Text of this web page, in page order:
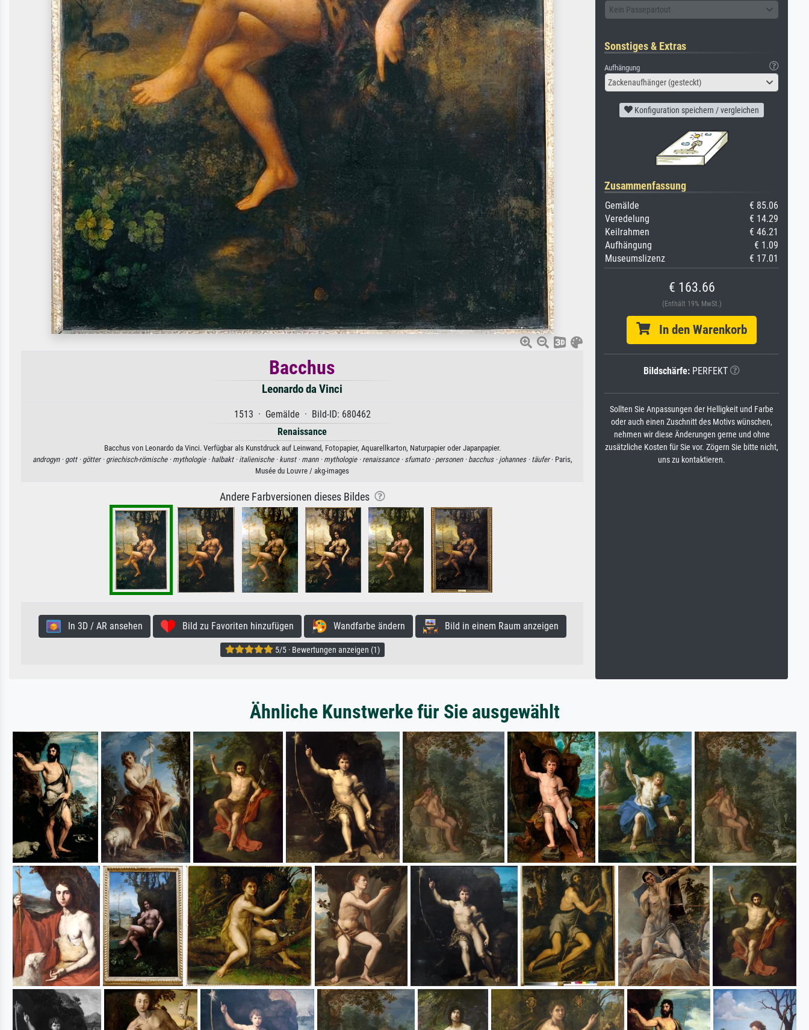
Bacchus
Leonardo da Vinci
1513 · Gemälde · Bild-ID: 680462
Renaissance
Bacchus von Leonardo da Vinci. Verfügbar als Kunstdruck auf Leinwand, Fotopapier, Aquarellkarton, Naturpapier oder Japanpapier.
androgyn · gott · götter · griechisch-römische · mythologie · halbakt · italienische · kunst · mann · mythologie · renaissance · sfumato · personen · bacchus · johannes · täufer· Paris,
Musée du Louvre / akg-images
Andere Farbversionen dieses Bildes
In 3D / AR ansehen Bild zu Favoriten hinzufügen Wandfarbe ändern Bild in einem Raum anzeigen
5/5 · Bewertungen anzeigen (1)
Kein Passepartout
Sonstiges & Extras
Aufhängung
Zackenaufhänger (gesteckt)
Konfiguration speichern / vergleichen
Zusammenfassung
Gemälde
€ 85.06
Veredelung
€ 14.29
Keilrahmen
€ 46.21
Aufhängung
€ 1.09
Museumslizenz
€ 17.01
€ 163.66
(Enthält 19% MwSt.)
In den Warenkorb
Bildschärfe: PERFEKT
Sollten Sie Anpassungen der Helligkeit und Farbe
oder auch einen Zuschnitt des Motivs wünschen,
nehmen wir diese Änderungen gerne und ohne
zusätzliche Kosten für Sie vor. Zögern Sie bitte nicht,
uns zu kontaktieren.
Ähnliche Kunstwerke für Sie ausgewählt